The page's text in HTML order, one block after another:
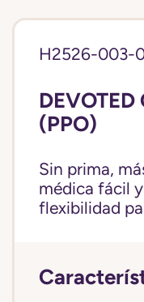
H2526-003-
(PPO)
Sin prima,
médica fácil
flexibilidad